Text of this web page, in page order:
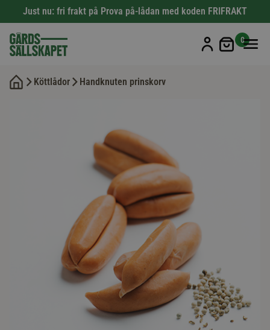
Just nu: fri frakt på Prova på-lådan med koden FRIFRAKT
Min
0
Köttlådor Handknuten prinskorv